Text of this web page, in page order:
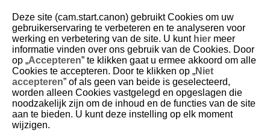
D151-016
Meerdere zenders gebruiken
U kunt twee of meer zenders instellen. Onder hetzelfde lichtarrangement
(met dezelfde ontvangers) kunt u ook met andere camera's draadloze
flitsopnamen maken. Hiervoor bevestigt u de zender op een andere
camera.
Deze site (cam.start.canon) gebruikt Cookies om uw
gebruikerservaring te verbeteren en te analyseren voor
werking en verbetering van de site. U kunt hier meer
informatie vinden over ons gebruik van de Cookies. Door
op „Accepteren” te klikken gaat u ermee akkoord om alle
Cookies te accepteren. Door te klikken op „Niet
accepteren” of als geen van beide is geselecteerd,
worden alleen Cookies vastgelegd en opgeslagen die
noodzakelijk zijn om de inhoud en de functies van de site
aan te bieden. U kunt deze instelling op elk moment
wijzigen.